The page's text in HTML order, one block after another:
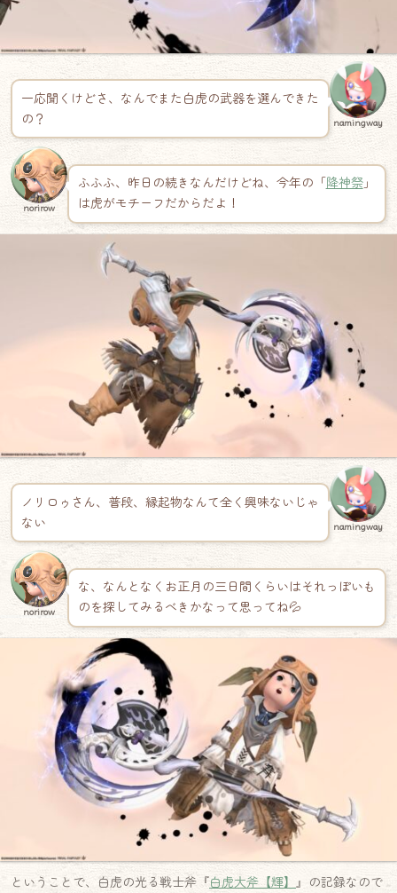
一応聞くけどさ、なんでまた白虎の武器を選んできた
の？
namingway
norirow
ふふふ、昨日の続きなんだけどね、今年の「 降神祭」
は虎がモチーフだからだよ！
ノリロゥさん、普段、縁起物なんて全く興味ないじゃ
ない
namingway
norirow
な、なんとなくお正月の三日間くらいはそれっぽいも
のを探してみるべきかなって思ってね💦
ということで、白虎の光る戦士斧『白虎大斧【輝】 』の記録なので